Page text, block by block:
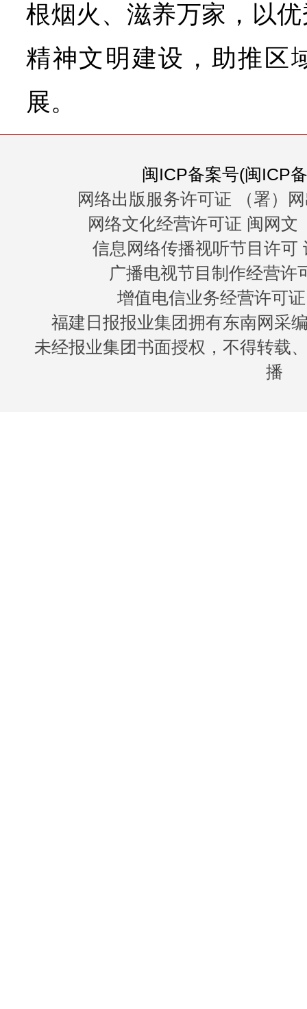
根烟火、滋养万家，以
精神文明建设，助推区
展。
闽ICP备案号(闽ICP
网络出版服务许可证 （署）
网络文化经营许可证 闽网文
信息网络传播视听节目许可
广播电视节目制作经营许
增值电信业务经营许可
福建日报报业集团拥有东南网采
未经报业集团书面授权，不得转载
播